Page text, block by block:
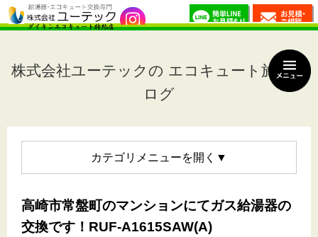
株式会社ユーテックの エコキュート施工ブ
ログ
カテゴリメニュー
高崎市常盤町のマンションにてガス給湯器の
交換です！RUF-A1615SAW(A)